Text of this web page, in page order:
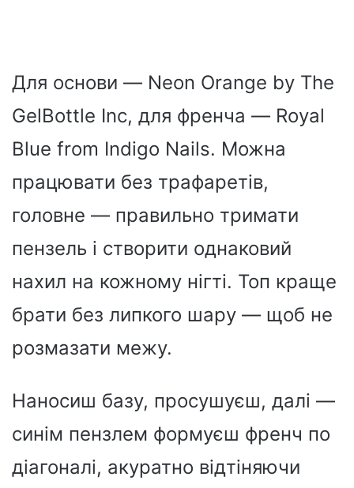
Для основи — Neon Orange by The
GelBottle Inc, для френча — Royal
Blue from Indigo Nails. Можна
працювати без трафаретів,
головне — правильно тримати
пензель і створити однаковий
нахил на кожному нігті. Топ краще
брати без липкого шару — щоб не
розмазати межу.
Наносиш базу, просушуєш, далі —
синім пензлем формуєш френч по
діагоналі, акуратно відтіняючи